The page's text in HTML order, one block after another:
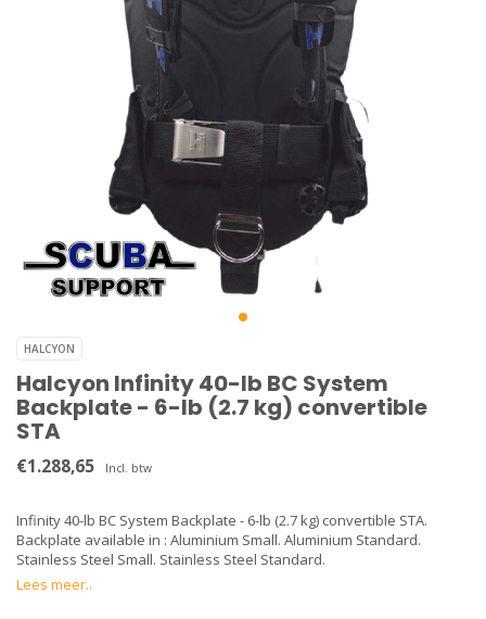
HALCYON
Halcyon Infinity 40-lb BC System
Backplate - 6-lb (2.7 kg) convertible
STA
€1.288,65 Incl. btw
Infinity 40-lb BC System Backplate - 6-lb (2.7 kg) convertible STA.
Backplate available in : Aluminium Small. Aluminium Standard.
Stainless Steel Small. Stainless Steel Standard.
Lees meer..